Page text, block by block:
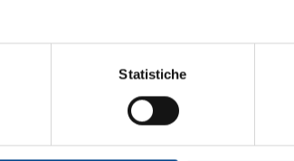
Statistiche
magazine e il sito di riferimento per il mondo